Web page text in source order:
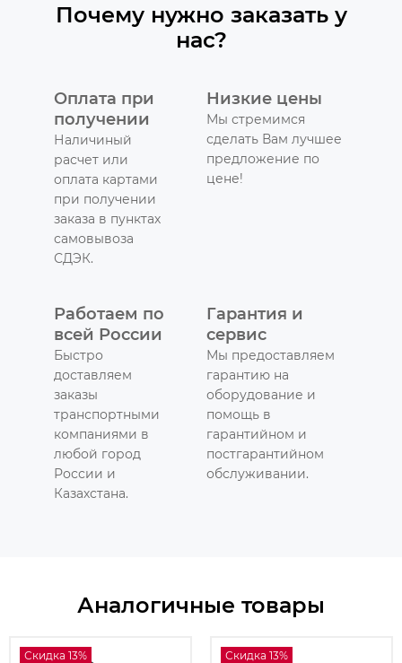
Почему нужно заказать у
нас?
Оплата при
получении
Наличиный
расчет или
оплата картами
при получении
заказа в пунктах
самовывоза
СДЭК.
Низкие цены
Мы стремимся
сделать Вам лучшее
предложение по
цене!
Работаем по
всей России
Быстро
доставляем
заказы
транспортными
компаниями в
любой город
России и
Казахстана.
Гарантия и
сервис
Мы предоставляем
гарантию на
оборудование и
помощь в
гарантийном и
постгарантийном
обслуживании.
Аналогичные товары
Скидка 13% Скидка 13%